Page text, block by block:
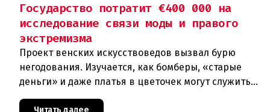
Государство потратит €400 000 на
исследование связи моды и правого
экстремизма
Проект венских искусствоведов вызвал бурю
негодования. Изучается, как бомберы, «старые
деньги» и даже платья в цветочек могут служить
инструментом пропаганды. Оппоненты требуют